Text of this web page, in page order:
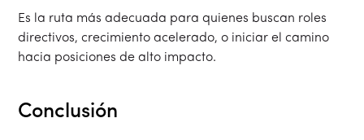
Es la ruta más adecuada para quienes buscan roles
directivos, crecimiento acelerado, o iniciar el camino
hacia posiciones de alto impacto.
Conclusión